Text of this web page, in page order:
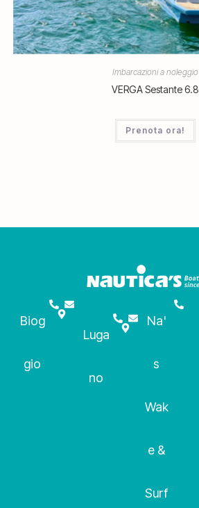
Imbarcazioni a noleggio
VERGA Sestante 6.8
Prenota ora!
Biog
gio
Luga
no
Na'
s
Wak
e &
Surf